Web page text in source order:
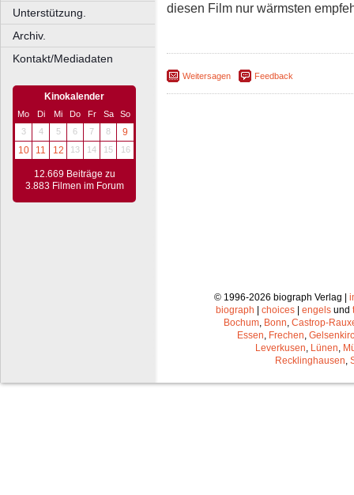
Unterstützung.
Archiv.
Kontakt/Mediadaten
Kinokalender
Mo Di Mi Do Fr Sa
So
3
4 5 6 7 8
9
10
11 12 13 14 15 16
12.669 Beiträge zu
3.883 Filmen im Forum
diesen Film nur wärmsten
Weitersagen Feedback
© 1996-2026 biograph Verlag |
biograph
choices engels und
Bochum, Bonn, Castrop-
Essen, Frechen,
Leverkusen, Lünen,
Recklinghausen,